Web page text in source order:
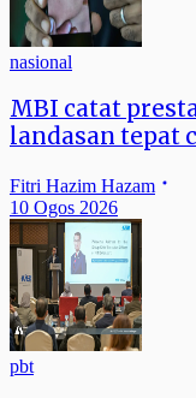
nasional
MBI catat
landasan tepat
Fitri Hazim Hazam
10 Ogos 2026
pbt